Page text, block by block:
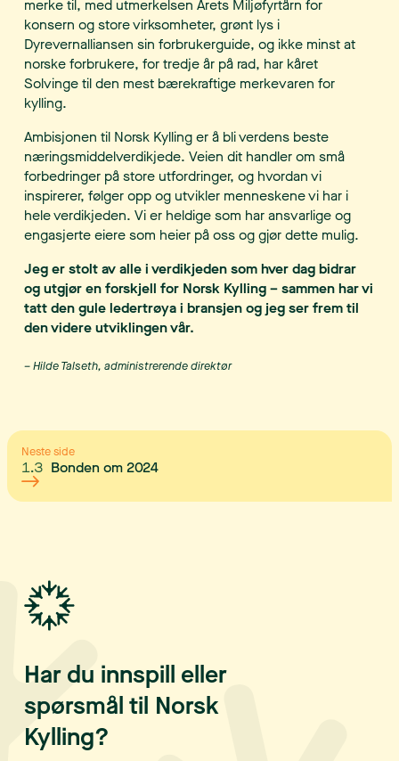
merke til, med utmerkelsen Årets Miljøfyrtårn for
konsern og store virksomheter, grønt lys i
Dyrevernalliansen sin forbrukerguide, og ikke minst at
norske forbrukere, for tredje år på rad, har kåret
Solvinge til den mest bærekraftige merkevaren for
kylling.
Ambisjonen til Norsk Kylling er å bli verdens beste
næringsmiddelverdikjede. Veien dit handler om små
forbedringer på store utfordringer, og hvordan vi
inspirerer, følger opp og utvikler menneskene vi har i
hele verdikjeden. Vi er heldige som har ansvarlige og
engasjerte eiere som heier på oss og gjør dette mulig.
Jeg er stolt av alle i verdikjeden som hver dag bidrar
og utgjør en forskjell for Norsk Kylling – sammen har vi
tatt den gule ledertrøya i bransjen og jeg ser frem til
den videre utviklingen vår.
– Hilde Talseth, administrerende direktør
Neste side
1.3 Bonden om 2024
Har du innspill eller
spørsmål til Norsk
Kylling?